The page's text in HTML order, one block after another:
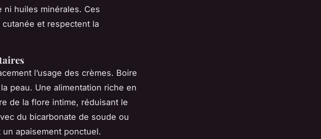
ni huiles minérales. Ces
et respectent la
l’usage des crèmes. Boire
peau. Une alimentation riche en
de la flore intime, réduisant le
du bicarbonate de soude ou
apaisement ponctuel.